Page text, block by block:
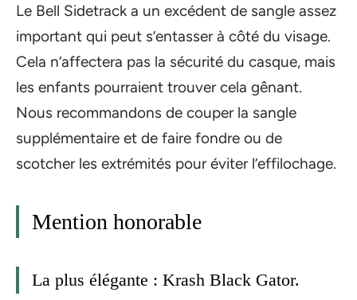
Le Bell Sidetrack a un excédent de sangle assez
important qui peut s’entasser à côté du visage.
Cela n’affectera pas la sécurité du casque, mais
les enfants pourraient trouver cela gênant.
Nous recommandons de couper la sangle
supplémentaire et de faire fondre ou de
scotcher les extrémités pour éviter l’effilochage.
Mention honorable
La plus élégante : Krash Black Gator.